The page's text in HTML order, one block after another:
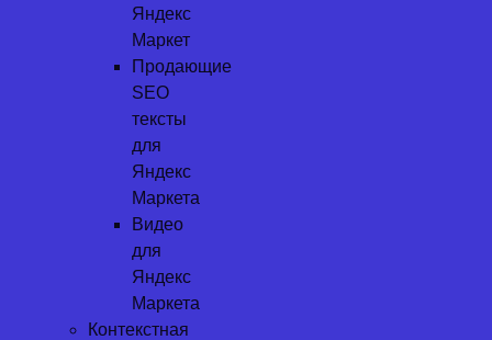
Яндекс
Маркет
Продающие
SEO
тексты
для
Яндекс
Маркета
Видео
для
Яндекс
Маркета
Контекстная